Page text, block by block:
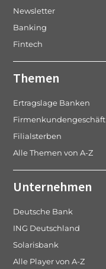
Newsletter
Banking
Fintech
Themen
Ertragslage Banken
Firmenkundengeschäft
Filialsterben
Alle Themen von A-Z
Unternehmen
Deutsche Bank
ING Deutschland
Solarisbank
Alle Player von A-Z